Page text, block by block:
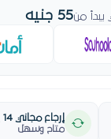
من55 جنيه
إرجاع مجاني 14 يوم
متاح وسهل